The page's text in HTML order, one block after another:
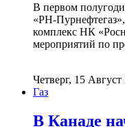
В первом
«РН-
комплекс НК
мероприятий по
Четверг, 15 Август
Газ
В Канаде